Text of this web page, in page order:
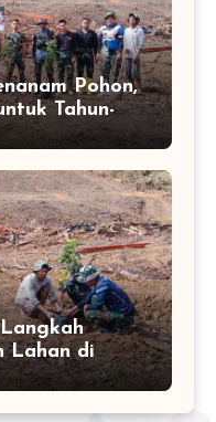
Pohon,
Tahun-
Lahan di